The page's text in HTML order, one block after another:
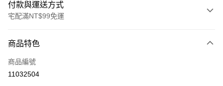
付款與運送方式
宅配滿NT$99免運
信用卡一次付款
信用卡分期付款
商品特色
商品編號
11032504